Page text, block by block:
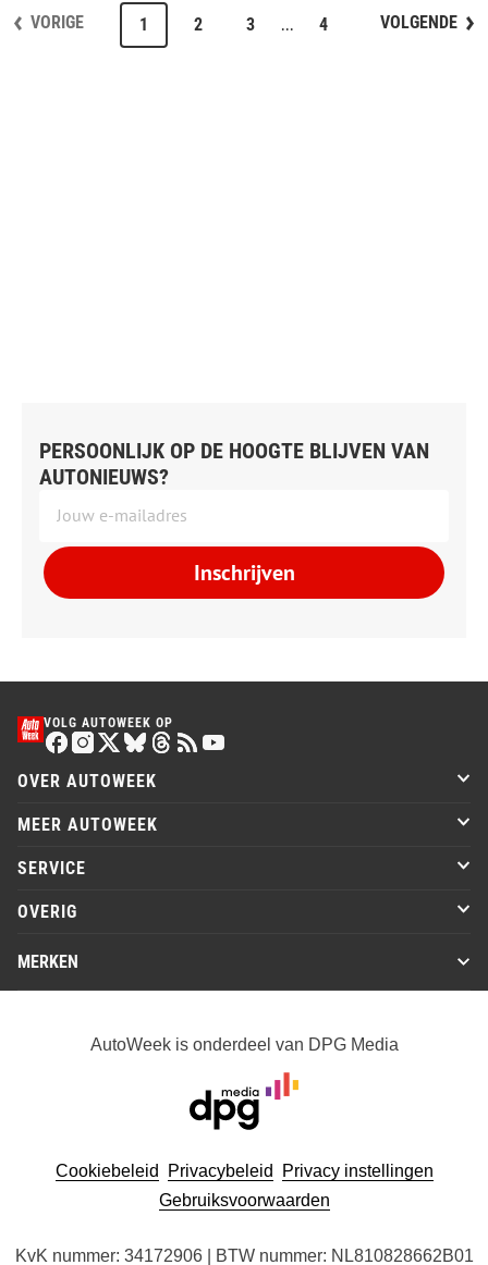
VORIGE VOLGENDE
1 2 3 ... 4
PERSOONLIJK OP DE HOOGTE BLIJVEN VAN
AUTONIEUWS?
Inschrijven
VOLG AUTOWEEK OP
OVER AUTOWEEK
MEER AUTOWEEK
SERVICE
OVERIG
MERKEN
AutoWeek is onderdeel van DPG Media
Cookiebeleid Privacybeleid
Privacy instellingen
Gebruiksvoorwaarden
KvK nummer: 34172906 | BTW nummer: NL810828662B01